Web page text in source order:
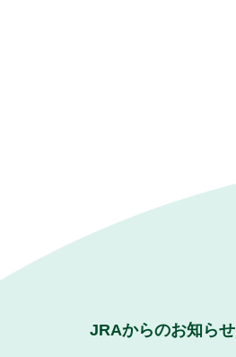
JRAからのお知らせ